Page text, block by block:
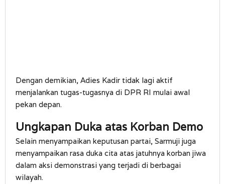
Dengan demikian, Adies Kadir tidak lagi aktif
menjalankan tugas-tugasnya di DPR RI mulai awal
pekan depan.
Ungkapan Duka atas Korban Demo
Selain menyampaikan keputusan partai, Sarmuji juga
menyampaikan rasa duka cita atas jatuhnya korban jiwa
dalam aksi demonstrasi yang terjadi di berbagai
wilayah.